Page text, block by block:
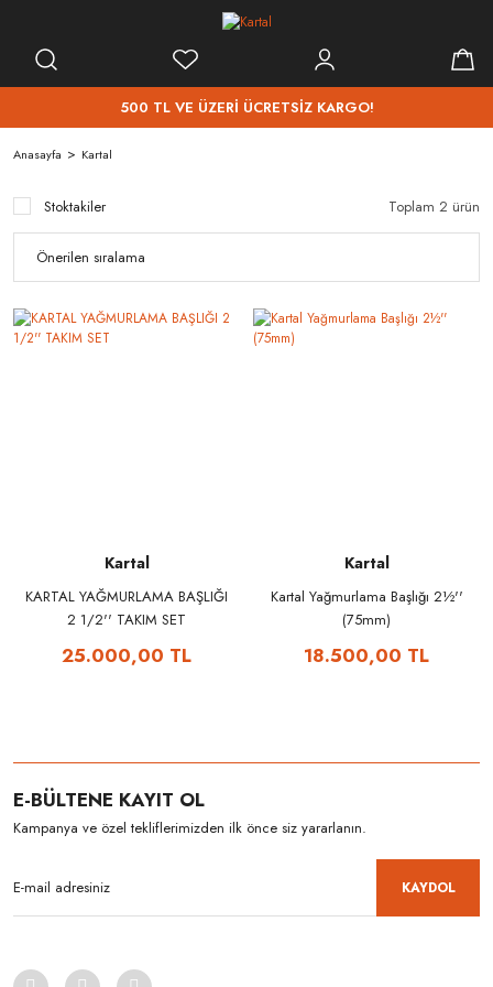
500 TL VE ÜZERİ ÜCRETSİZ KARGO!
Anasayfa Kartal
Stoktakiler Toplam 2 ürün
Kartal
KARTAL YAĞMURLAMA BAŞLIĞI
2 1/2'' TAKIM SET
25.000,00 TL
Kartal
Kartal Yağmurlama Başlığı 2½''
(75mm)
18.500,00 TL
E-BÜLTENE KAYIT OL
Kampanya ve özel tekliflerimizden ilk önce siz yararlanın.
KAYDOL